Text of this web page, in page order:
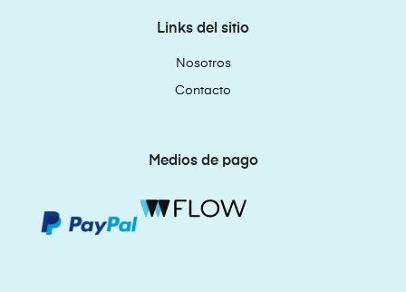
Links del sitio
Nosotros
Contacto
Medios de pago